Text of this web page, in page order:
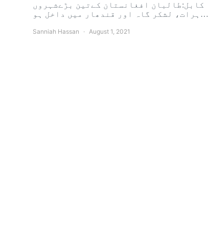
کابل:طالبان افغانستان کےتین بڑےشہروں
ہرات، لشکر گاہ اور قندھار میں داخل ہو…
Sanniah Hassan August 1, 2021